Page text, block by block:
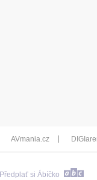
AVmania.cz
Předplať si Ábíčko